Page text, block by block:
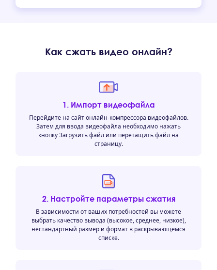
Как сжать видео онлайн?
1. Импорт видеофайла
Перейдите на сайт онлайн-компрессора видеофайлов.
Затем для ввода видеофайла необходимо нажать
кнопку Загрузить файл или перетащить файл на
страницу.
2. Настройте параметры сжатия
В зависимости от ваших потребностей вы можете
выбрать качество вывода (высокое, среднее, низкое),
нестандартный размер и формат в раскрывающемся
списке.